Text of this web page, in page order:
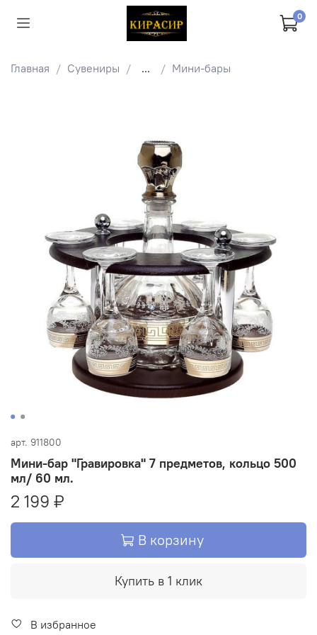
0
Главная Сувениры ... Мини-бары
арт. 911800
Мини-бар "Гравировка" 7 предметов, кольцо 500
мл/ 60 мл.
2 199 ₽
В корзину
Купить в 1 клик
В избранное